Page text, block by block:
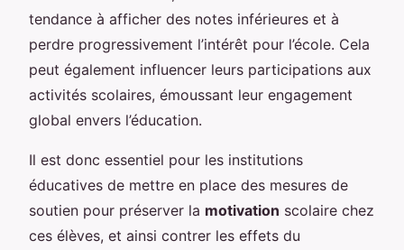
tendance à afficher des notes inférieures et à
perdre progressivement l’intérêt pour l’école. Cela
peut également influencer leurs participations aux
activités scolaires, émoussant leur engagement
global envers l’éducation.
Il est donc essentiel pour les institutions
éducatives de mettre en place des mesures de
soutien pour préserver la motivation scolaire chez
ces élèves, et ainsi contrer les effets du